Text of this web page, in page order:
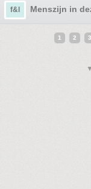
f&l Menszijn in
1 2 3